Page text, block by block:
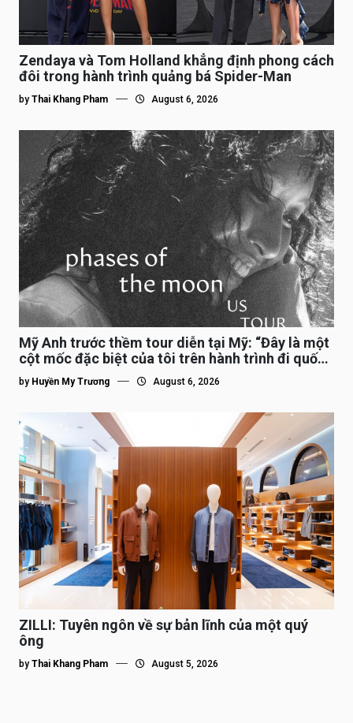
Zendaya và Tom Holland khẳng định phong cách
đôi trong hành trình quảng bá Spider-Man
by Thai Khang Pham August 6, 2026
Mỹ Anh trước thềm tour diễn tại Mỹ: “Đây là một
cột mốc đặc biệt của tôi trên hành trình đi quốc
tế”
by Huyền My Trương August 6, 2026
ZILLI: Tuyên ngôn về sự bản lĩnh của một quý
ông
by Thai Khang Pham August 5, 2026